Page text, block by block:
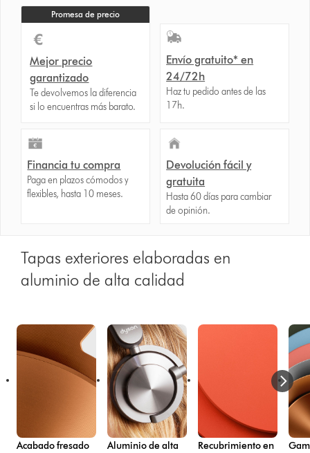
Promesa de precio
Mejor precio
garantizado
Te devolvemos la diferencia
si lo encuentras más barato.
Envío gratuito* en
24/72h
Haz tu pedido antes de las
17h.
Financia tu compra
Paga en plazos cómodos y
flexibles, hasta 10 meses.
Devolución fácil y
gratuita
Hasta 60 días para cambiar
de opinión.
Tapas exteriores elaboradas en
aluminio de alta calidad
Acabado fresado
Aluminio de alta
Recubrimiento en